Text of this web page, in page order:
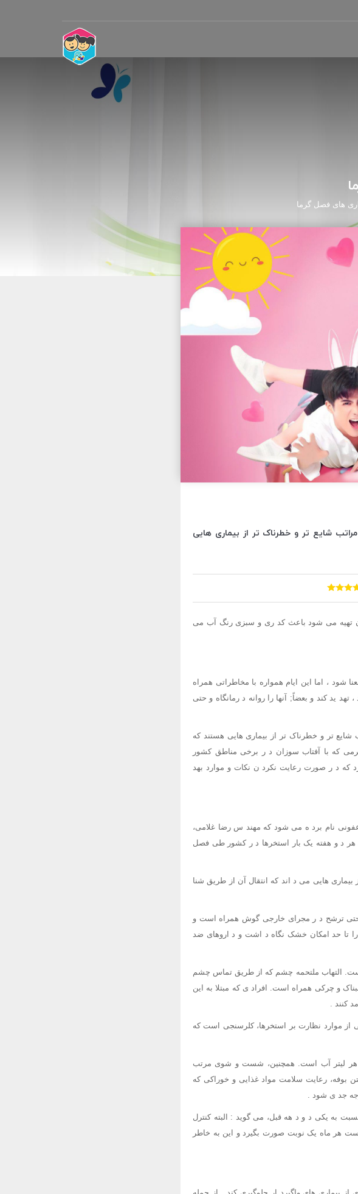
های فصل گرما
شایع تر و خطرناک تر از بیماری هایی
تهیه می شود باعث کد ری و سبزی رنگ آب می
شود ، اما این ایام همواره با مخاطراتی همراه
ید کند و بعضاً; آنها را روانه د رمانگاه و حتی
تر و خطرناک تر از بیماری هایی هستند که
گرمی که با آفتاب سوزان د ر برخی مناطق کشور
که د ر صورت رعایت نکرد ن نکات و موارد بهد
نام برد ه می شود که مهند س رضا غلامی،
هر د و هفته یک بار استخرها د ر کشور طی فصل
هایی می د اند که انتقال آن از طریق شنا
حتی ترشح د ر مجرای خارجی گوش همراه است و
تا حد امکان خشک نگاه د اشت و د اروهای ضد
التهاب ملتحمه چشم که از طریق تماس چشم
و چرکی همراه است. افراد ی که مبتلا به این
کنند .
از موارد نظارت بر استخرها، کلرسنجی است که
هر لیتر آب است. همچنین، شست و شوی مرتب
بوفه، رعایت سلامت مواد غذایی و خوراکی که
جد ی شود .
به یکی د و د هه قبل، می گوید : البته کنترل
هر ماه یک نوبت صورت بگیرد و این به خاطر